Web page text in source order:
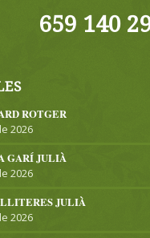
659 140
ROTGER
2026
GARÍ JULIÀ
2026
JULIÀ
2026